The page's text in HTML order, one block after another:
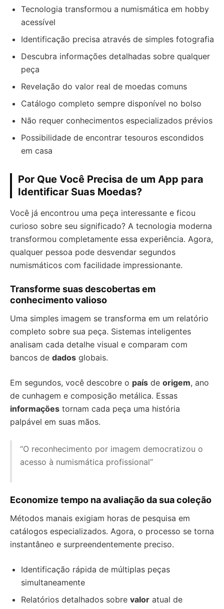
Tecnologia transformou a numismática em hobby
acessível
Identificação precisa através de simples fotografia
Descubra informações detalhadas sobre qualquer
peça
Revelação do valor real de moedas comuns
Catálogo completo sempre disponível no bolso
Não requer conhecimentos especializados prévios
Possibilidade de encontrar tesouros escondidos
em casa
Por Que Você Precisa de um App para
Identificar Suas Moedas?
Você já encontrou uma peça interessante e ficou
curioso sobre seu significado? A tecnologia moderna
transformou completamente essa experiência. Agora,
qualquer pessoa pode desvendar segundos
numismáticos com facilidade impressionante.
Transforme suas descobertas em
conhecimento valioso
Uma simples imagem se transforma em um relatório
completo sobre sua peça. Sistemas inteligentes
analisam cada detalhe visual e comparam com
bancos de dados globais.
Em segundos, você descobre o país de origem, ano
de cunhagem e composição metálica. Essas
informações tornam cada peça uma história
palpável em suas mãos.
“O reconhecimento por imagem democratizou o
acesso à numismática profissional”
Economize tempo na avaliação da sua coleção
Métodos manais exigiam horas de pesquisa em
catálogos especializados. Agora, o processo se torna
instantâneo e surpreendentemente preciso.
Identificação rápida de múltiplas peças
simultaneamente
Relatórios detalhados sobre valor atual de